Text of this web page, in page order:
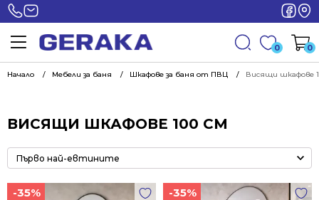
0 0
Начало Мебели за баня Шкафове за баня от ПВЦ Висящи шкафове
ВИСЯЩИ ШКАФОВЕ 100 СМ
-35% -35%